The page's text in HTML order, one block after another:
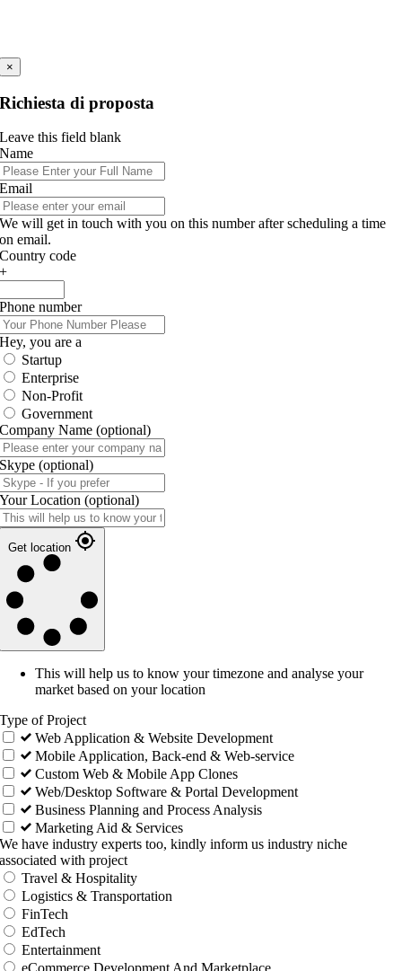
×
Richiesta di proposta
Leave this field blank
Name
Email
We will get in touch with you on this number after scheduling a time
on email.
Country code
+
Phone number
Hey, you are a
Startup
Enterprise
Non-Profit
Government
Company Name (optional)
Skype (optional)
Your Location (optional)
Get location
This will help us to know your timezone and analyse your
market based on your location
Type of Project
Web Application & Website Development
Mobile Application, Back-end & Web-service
Custom Web & Mobile App Clones
Web/Desktop Software & Portal Development
Business Planning and Process Analysis
Marketing Aid & Services
We have industry experts too, kindly inform us industry niche
associated with project
Travel & Hospitality
Logistics & Transportation
FinTech
EdTech
Entertainment